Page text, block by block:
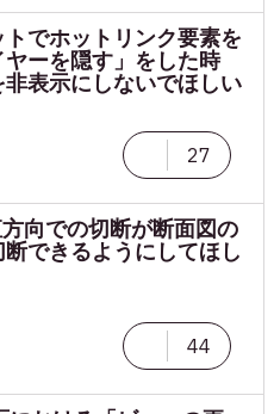
でホットリンク要素を
ーを隠す」をした時
表示にしないでほしい
27
向での切断が断面図の
できるようにしてほし
44